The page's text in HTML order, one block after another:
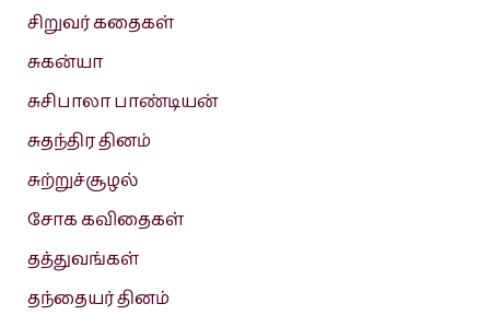
சிறுவர் கதைகள்
சுகன்யா
சுசிபாலா பாண்டியன்
சுதந்திர தினம்
சுற்றுச்சூழல்
சோக கவிதைகள்
தத்துவங்கள்
தந்தையர் தினம்